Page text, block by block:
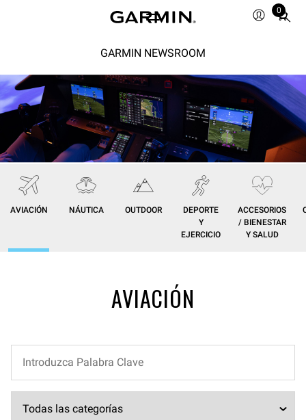
0
Total
0
GARMIN NEWSROOM
AVIACIÓN NÁUTICA OUTDOOR
DEPORTE
Y
EJERCICIO
ACCESORIOS
/ BIENESTAR
Y SALUD
AVIACIÓN